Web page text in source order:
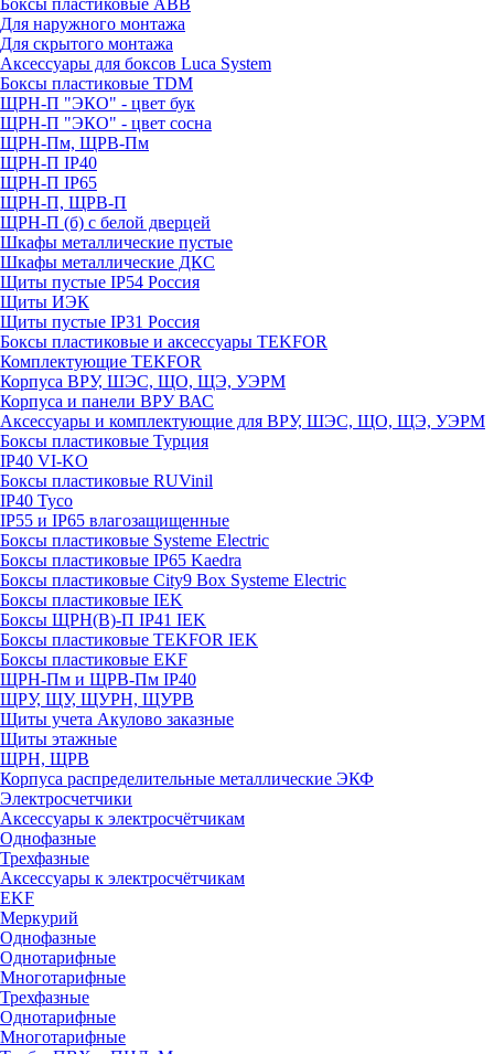
Боксы пластиковые ABB
Для наружного монтажа
Для скрытого монтажа
Аксессуары для боксов Luca System
Боксы пластиковые TDM
ЩРН-П "ЭКО" - цвет бук
ЩРН-П "ЭКО" - цвет сосна
ЩРН-Пм, ЩРВ-Пм
ЩРН-П IP40
ЩРН-П IP65
ЩРН-П, ЩРВ-П
ЩРН-П (б) с белой дверцей
Шкафы металлические пустые
Шкафы металлические ДКС
Щиты пустые IP54 Россия
Щиты ИЭК
Щиты пустые IP31 Россия
Боксы пластиковые и аксессуары TEKFOR
Комплектующие TEKFOR
Корпуса ВРУ, ШЭС, ЩО, ЩЭ, УЭРМ
Корпуса и панели ВРУ ВАС
Аксессуары и комплектующие для ВРУ, ШЭС, ЩО, ЩЭ, УЭРМ
Боксы пластиковые Турция
IP40 VI-KO
Боксы пластиковые RUVinil
IP40 Тусо
IP55 и IP65 влагозащищенные
Боксы пластиковые Systeme Electric
Боксы пластиковые IP65 Kaedra
Боксы пластиковые City9 Box Systeme Electric
Боксы пластиковые IEK
Боксы ЩРН(В)-П IP41 IEK
Боксы пластиковые TEKFOR IEK
Боксы пластиковые EKF
ЩРН-Пм и ЩРВ-Пм IP40
ЩРУ, ЩУ, ЩУРН, ЩУРВ
Щиты учета Акулово заказные
Щиты этажные
ЩРН, ЩРВ
Корпуса распределительные металлические ЭКФ
Электросчетчики
Аксессуары к электросчётчикам
Однофазные
Трехфазные
Аксессуары к электросчётчикам
EKF
Меркурий
Однофазные
Однотарифные
Многотарифные
Трехфазные
Однотарифные
Многотарифные